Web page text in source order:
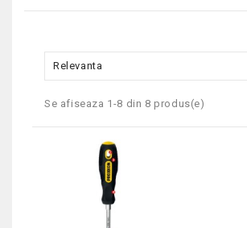
Relevanta
Se afiseaza 1-8 din 8 produs(e)